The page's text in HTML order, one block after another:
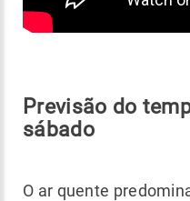
Previsão do
sábado
O ar quente